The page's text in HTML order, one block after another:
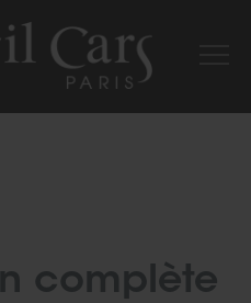
complète